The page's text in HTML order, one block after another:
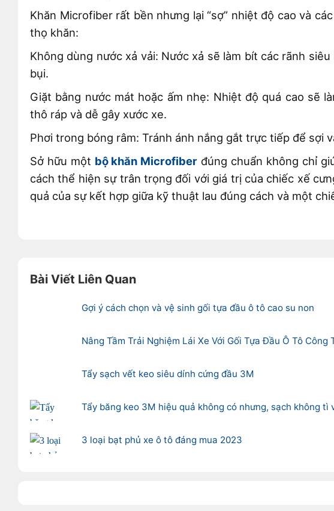
Khăn Microfiber rất bền nhưng lại “sợ” nhiệt độ cao và
thọ khăn:
Không dùng nước xả vải: Nước xả sẽ làm bít các rãnh
bụi.
Giặt bằng nước mát hoặc ấm nhẹ: Nhiệt độ quá cao sẽ
thô ráp và dễ gây xước xe.
Phơi trong bóng râm: Tránh ánh nắng gắt trực tiếp để sợi
Sở hữu một bộ khăn Microfiber đúng chuẩn không chỉ
cách thể hiện sự trân trọng đối với giá trị của chiếc xế
quả của sự kết hợp giữa kỹ thuật lau đúng cách và một
Bài Viết Liên Quan
Gợi ý cách chọn và vệ sinh gối tựa đầu ô tô cao su non
Nâng Tầm Trải Nghiệm Lái Xe Với Gối Tựa Đầu Ô Tô Công
Tẩy sạch vết keo siêu dính cứng đầu 3M
Tẩy băng keo 3M hiệu quả không có nhưng, sạch không tì
3 loại bạt phủ xe ô tô đáng mua 2023